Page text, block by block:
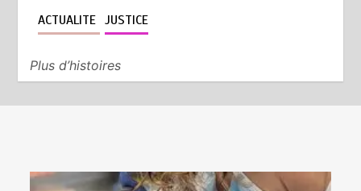
ACTUALITE JUSTICE
Plus d’histoires